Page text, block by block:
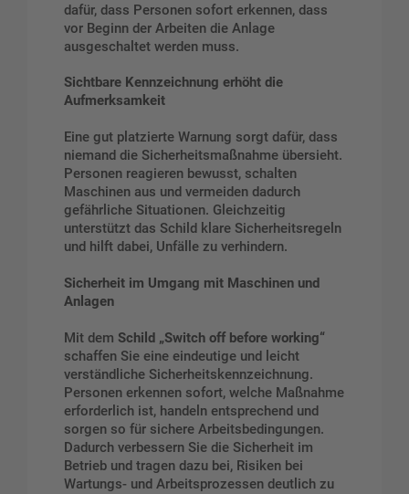
dafür, dass Personen sofort erkennen, dass
vor Beginn der Arbeiten die Anlage
ausgeschaltet werden muss.
Sichtbare Kennzeichnung erhöht die
Aufmerksamkeit
Eine gut platzierte Warnung sorgt dafür, dass
niemand die Sicherheitsmaßnahme übersieht.
Personen reagieren bewusst, schalten
Maschinen aus und vermeiden dadurch
gefährliche Situationen. Gleichzeitig
unterstützt das Schild klare Sicherheitsregeln
und hilft dabei, Unfälle zu verhindern.
Sicherheit im Umgang mit Maschinen und
Anlagen
Mit dem Schild „Switch off before working“
schaffen Sie eine eindeutige und leicht
verständliche Sicherheitskennzeichnung.
Personen erkennen sofort, welche Maßnahme
erforderlich ist, handeln entsprechend und
sorgen so für sichere Arbeitsbedingungen.
Dadurch verbessern Sie die Sicherheit im
Betrieb und tragen dazu bei, Risiken bei
Wartungs- und Arbeitsprozessen deutlich zu